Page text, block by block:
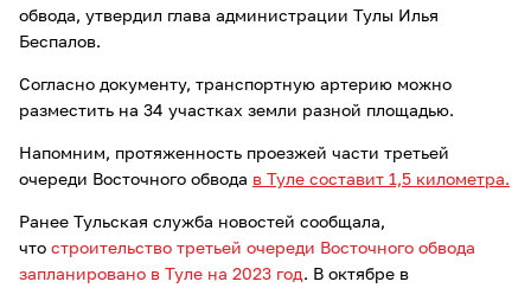
обвода, утвердил глава администрации Тулы Илья
Беспалов.
Согласно документу, транспортную артерию можно
разместить на 34 участках земли разной площадью.
Напомним, протяженность проезжей части третьей
очереди Восточного обвода в Туле составит 1,5 километра.
Ранее Тульская служба новостей сообщала,
что строительство третьей очереди Восточного обвода
запланировано в Туле на 2023 год. В октябре в